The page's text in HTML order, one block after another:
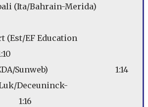
(Ita/Bahrain-Merida)
(Est/EF Education
(ZDA/Sunweb) 1:14
Deceuninck-
1:16